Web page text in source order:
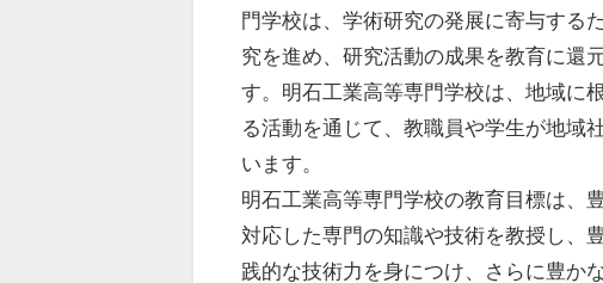
門学校は、学術研究の発展に寄与する
究を進め、研究活動の成果を教育に還
す。明石工業高等専門学校は、地域に
る活動を通じて、教職員や学生が地域
います。
明石工業高等専門学校の教育目標は、
対応した専門の知識や技術を教授し、
践的な技術力を身につけ、さらに豊か